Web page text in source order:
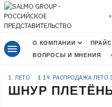
menu О КОМПАНИИ
ВОПРОСЫ И МНЕНИЯ
1. ЛЕТО 1.19. РАСПРОДАЖА ЛЕТО
ШНУР